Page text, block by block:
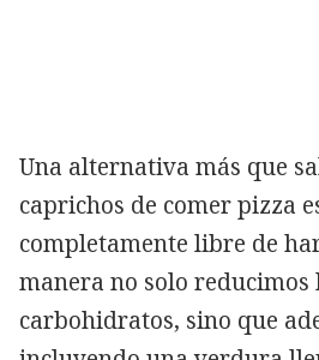
Una alternativa más que
caprichos de comer pizza
completamente libre de
manera no solo reducimos
carbohidratos, sino que